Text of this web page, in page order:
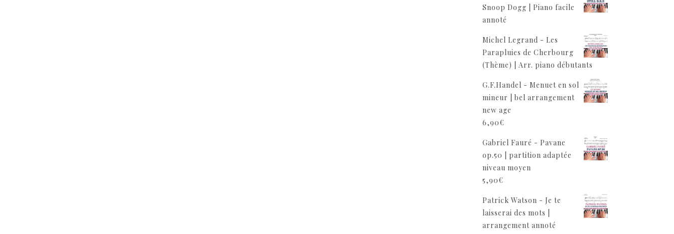
Snoop Dogg | Piano facile
annoté
Michel Legrand - Les
Parapluies de Cherbourg
(Thème) | Arr. piano débutants
G.F.Handel - Menuet en sol
mineur | bel arrangement
new age
6,90€
Gabriel Fauré - Pavane
op.50 | partition adaptée
niveau moyen
5,90€
Patrick Watson - Je te
laisserai des mots |
arrangement annoté